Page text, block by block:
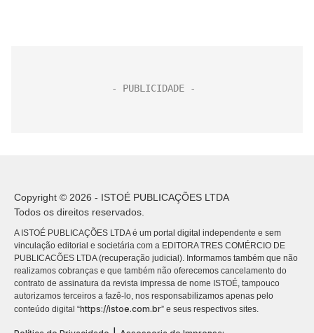
Copyright © 2026 - ISTOÉ PUBLICAÇÕES LTDA
Todos os direitos reservados.
A ISTOÉ PUBLICAÇÕES LTDA é um portal digital independente e sem
vinculação editorial e societária com a EDITORA TRES COMÉRCIO DE
PUBLICACÕES LTDA (recuperação judicial). Informamos também que não
realizamos cobranças e que também não oferecemos cancelamento do
contrato de assinatura da revista impressa de nome ISTOÉ, tampouco
autorizamos terceiros a fazê-lo, nos responsabilizamos apenas pelo
conteúdo digital “https://istoe.com.br” e seus respectivos sites.